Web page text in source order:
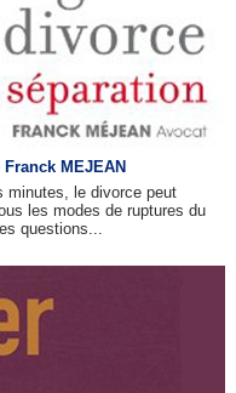
MEJEAN
minutes, le divorce peut
les modes de ruptures du
questions...